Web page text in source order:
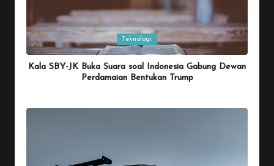
in
Teknologi
Kala SBY-JK Buka Suara soal Indonesia Gabung Dewan
Perdamaian Bentukan Trump